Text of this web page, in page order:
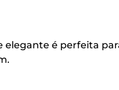
elegante é perfeita